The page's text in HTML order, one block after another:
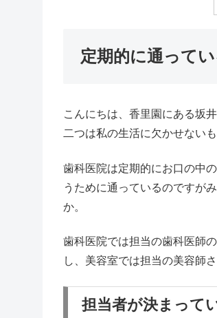
定期的に通って
こんにちは、香里園にある坂
二つは私の生活に欠かせないも
歯科医院は定期的にお口の中
うために通っているのですが
か。
歯科医院では担当の歯科医師
し、美容室では担当の美容師
担当者が決まって